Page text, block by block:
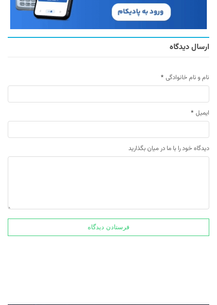
ارسال دیدگاه
نام و نام خانوادگی *
ایمیل *
دیدگاه خود را با ما در میان بگذارید